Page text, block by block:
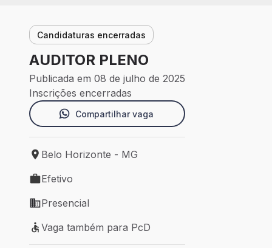
Candidaturas encerradas
AUDITOR PLENO
Publicada em 08 de julho de 2025
Inscrições encerradas
Compartilhar vaga
Local de trabalho: Belo Horizonte - MG
Belo Horizonte - MG
Tipo de vaga: Efetivo
Efetivo
Modelo de trabalho: Presencial
Presencial
Vaga também para PcD
Vaga também para PcD